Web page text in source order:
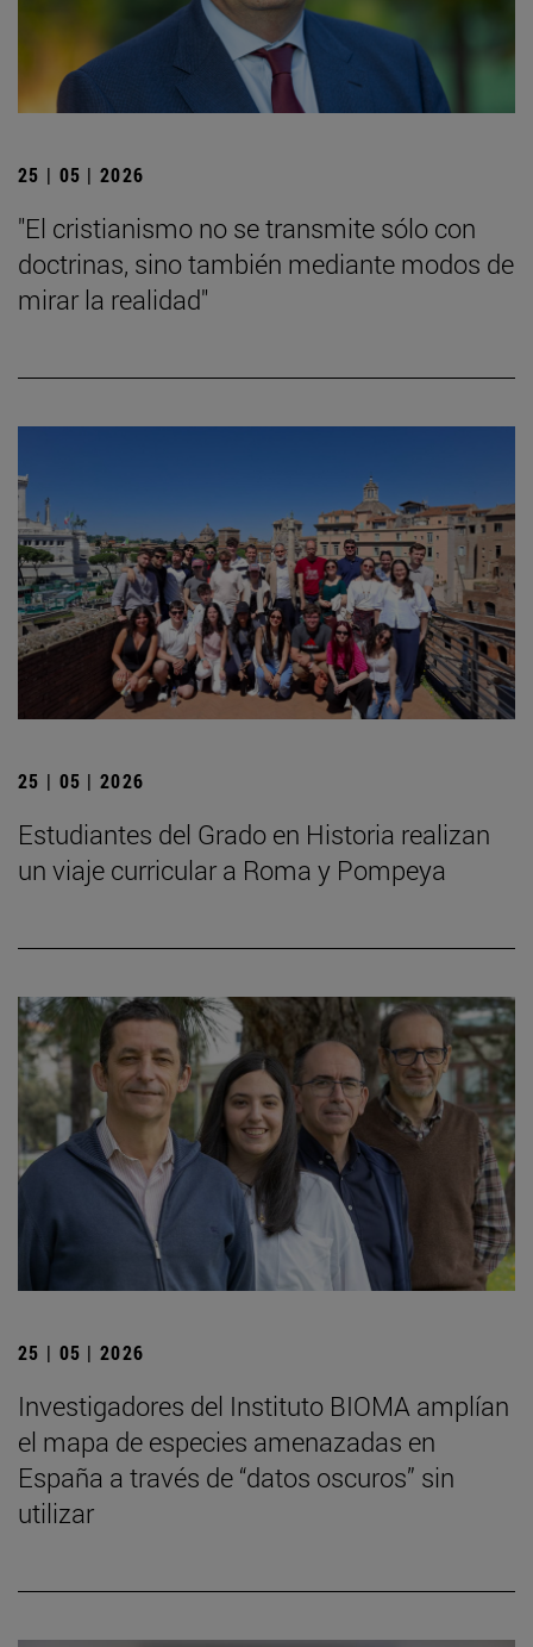
25 | 05 | 2026
"El cristianismo no se transmite sólo con
doctrinas, sino también mediante modos de
mirar la realidad"
25 | 05 | 2026
Estudiantes del Grado en Historia realizan
un viaje curricular a Roma y Pompeya
25 | 05 | 2026
Investigadores del Instituto BIOMA amplían
el mapa de especies amenazadas en
España a través de “datos oscuros” sin
utilizar